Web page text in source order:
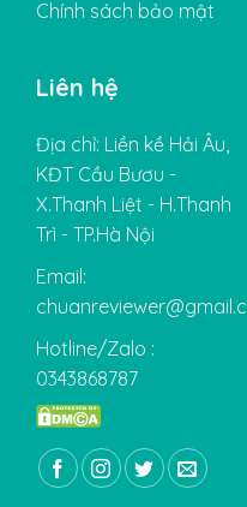
Chính sách bảo mật
Liên hệ
Địa chỉ: Liền kề Hải Âu,
KĐT Cầu Bươu -
X.Thanh Liệt - H.Thanh
Trì - TP.Hà Nội
Email:
Hotline/Zalo :
0343868787